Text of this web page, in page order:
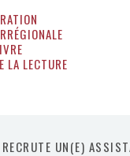
LA LECTURE
UN(E)